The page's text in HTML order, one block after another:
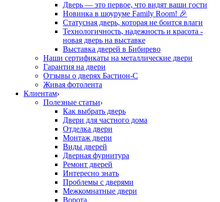
Дверь — это первое, что видят ваши гости
Новинка в шоуруме Family Room! 🎉
Статусная дверь, которая не боится влаги
Технологичность, надежность и красота -
новая дверь на выставке
Выставка дверей в Бибирево
Наши сертификаты на металлические двери
Гарантия на двери
Отзывы о дверях Бастион-С
Живая фотолента
Клиентам
Полезные статьи
Как выбрать дверь
Двери для частного дома
Отделка двери
Монтаж двери
Виды дверей
Дверная фурнитура
Ремонт дверей
Интересно знать
Проблемы с дверями
Межкомнатные двери
Ворота